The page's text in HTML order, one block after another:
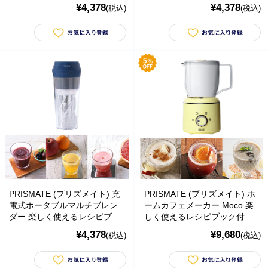
¥4,378(税込) ¥4,378(税込)
PRISMATE (プリズメイト) 充
電式ポータブルマルチブレン
ダー 楽しく使えるレシピブッ
¥4,378(税込)
PRISMATE (プリズメイト) ホ
ームカフェメーカー Moco 楽
しく使えるレシピブック付
¥9,680(税込)
の偽のEメールが届くというお問い合わせが多数寄せられていま
に覚えのない場合は、メールを開いたり、メール内のリンクをタッ
プしたり絶対にしないようご注意ください。なお、ご不明の場合
は、弊社またはヤマト運輸に直接お問い合わせください。〔 2024
年10月31日(木)〕
**夏期休業日のお知らせ**
2024年8月14日(水)および8月15日(木)は
夏期休業日とさせていただきます。そのため、8月13日(火)14:00か
ら8月16日(金)14:00の間のご注文分の発送は、8月16日(金)となりま
す。ご了承のほどお願い申し上げます。
■Amaricoドッグフード グレインフリー成犬用（レッド）とグレイ
ンフリー成犬～シニア犬用（ゴールド）が新入荷しました。
Amaricoドッグフード
■ステイロイヤル グレインフリー ドッグフードが新たに追加入荷い
たしました。
輸送遅延のため入荷が遅れておりました。まことに申し訳ございま